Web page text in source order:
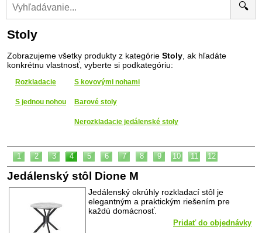
🔍
Stoly
Zobrazujeme všetky produkty z kategórie Stoly , ak hľadáte
konkrétnu vlastnosť, vyberte si podkategóriu:
Rozkladacie
S jednou nohou
S kovovými nohami
Barové stoly
Nerozkladacie jedálenské stoly
1 2 3 4 5 6 7 8 9 10 11 12
Jedálenský stôl Dione M
Jedálenský okrúhly rozkladací stôl je
elegantným a praktickým riešením pre
každú domácnosť.
Pridať do objednávky